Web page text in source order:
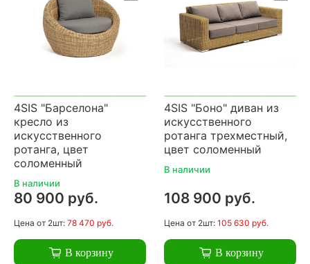
4SIS "Барселона"
кресло из
искусственного
ротанга, цвет
соломенный
В наличии
80 900 руб.
Цена от 2шт: 78 470 руб.
В корзину
4SIS "Боно" диван из
искусственного
ротанга трехместный,
цвет соломенный
В наличии
108 900 руб.
Цена от 2шт: 105 630 руб.
В корзину